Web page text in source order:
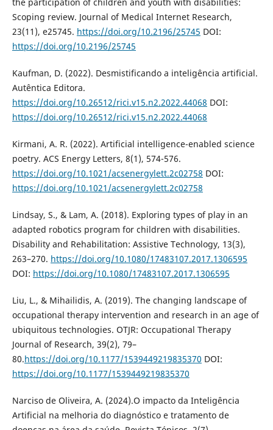
Scoping review. Journal of Medical Internet Research,
23(11), e25745. https://doi.org/10.2196/25745 DOI:
https://doi.org/10.2196/25745
Kaufman, D. (2022). Desmistificando a inteligência artificial.
Autêntica Editora.
https://doi.org/10.26512/rici.v15.n2.2022.44068 DOI:
https://doi.org/10.26512/rici.v15.n2.2022.44068
Kirmani, A. R. (2022). Artificial intelligence-enabled science
poetry. ACS Energy Letters, 8(1), 574-576.
https://doi.org/10.1021/acsenergylett.2c02758 DOI:
https://doi.org/10.1021/acsenergylett.2c02758
Lindsay, S., & Lam, A. (2018). Exploring types of play in an
adapted robotics program for children with disabilities.
Disability and Rehabilitation: Assistive Technology, 13(3),
263–270. https://doi.org/10.1080/17483107.2017.1306595
DOI: https://doi.org/10.1080/17483107.2017.1306595
Liu, L., & Mihailidis, A. (2019). The changing landscape of
occupational therapy intervention and research in an age of
ubiquitous technologies. OTJR: Occupational Therapy
Journal of Research, 39(2), 79–
80.https://doi.org/10.1177/1539449219835370 DOI:
https://doi.org/10.1177/1539449219835370
Narciso de Oliveira, A. (2024).O impacto da Inteligência
Artificial na melhoria do diagnóstico e tratamento de